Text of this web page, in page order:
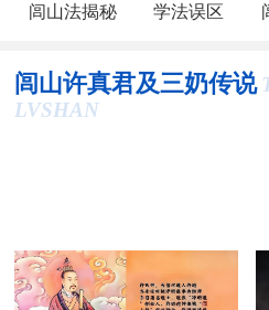
闾山法揭秘 学法误区
闾山许真君及三奶传说
LVSHAN